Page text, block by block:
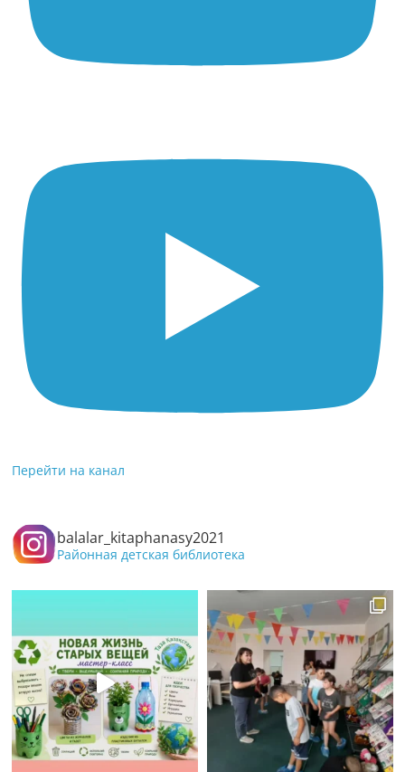
Перейти на канал
balalar_kitaphanasy2021
Районная детская библиотека